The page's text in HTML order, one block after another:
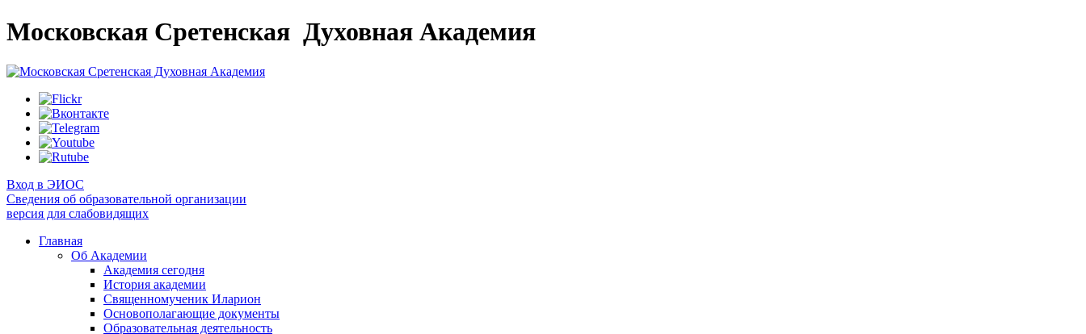
Московская Сретенская Духовная Академия
Вход в ЭИОС
Сведения об образовательной организации
версия для слабовидящих
Главная
Об Академии
Академия сегодня
История академии
Священномученик Иларион
Основополагающие документы
Образовательная деятельность